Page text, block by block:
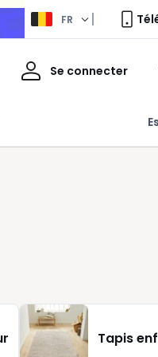
FR
Se connecter
Mon
Tapis